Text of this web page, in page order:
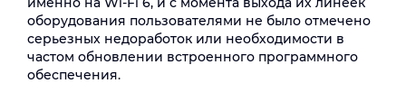
оборудования пользователями не было отмечено
серьезных недоработок или необходимости в
частом обновлении встроенного программного
обеспечения.